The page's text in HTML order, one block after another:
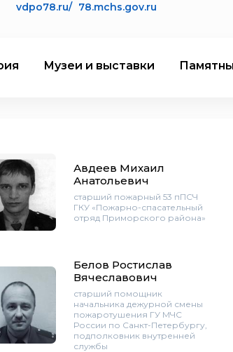
vdpo78.ru/ 78.mchs.gov.ru
Музеи и выставки
Авдеев Михаил
Анатольевич
старший пожарный 53 пПСЧ
ГКУ «Пожарно-спасательный
отряд Приморского района»
Белов Ростислав
Вячеславович
старший помощник
начальника дежурной смены
пожаротушения ГУ МЧС
России по Санкт-Петербургу,
подполковник внутренней
службы